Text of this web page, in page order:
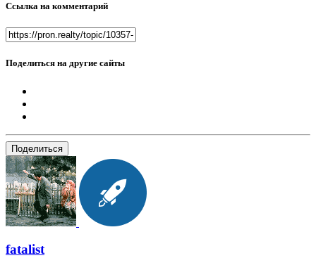
Ссылка на комментарий
Поделиться на другие сайты
Поделиться
fatalist